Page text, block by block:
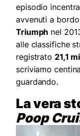
episodio
avvenuti a
Triumph nel
alle classifiche
registrato 21,1
scriviamo
guardando.
La vera
Poop